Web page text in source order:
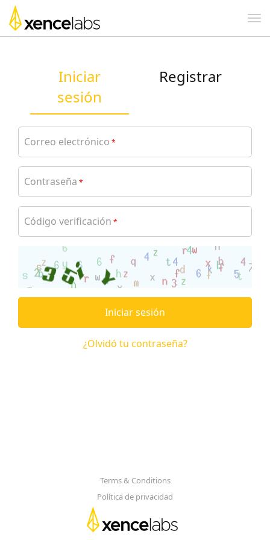
Iniciar
sesión
Registrar
Correo electrónico *
Contraseña *
Código verificación *
Iniciar sesión
¿Olvidó tu contraseña?
Terms & Conditions
Política de privacidad